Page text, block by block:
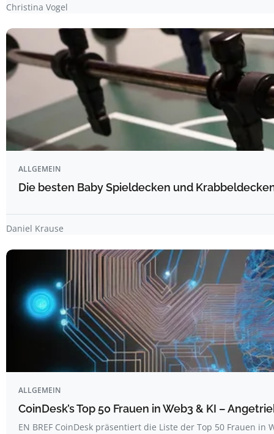
Christina Vogel
ALLGEMEIN
Die besten Baby Spieldecken und
Daniel Krause
ALLGEMEIN
CoinDesk’s Top 50 Frauen in Web3 & KI –
EN BREF CoinDesk präsentiert die Liste der Top 50 Frauen in